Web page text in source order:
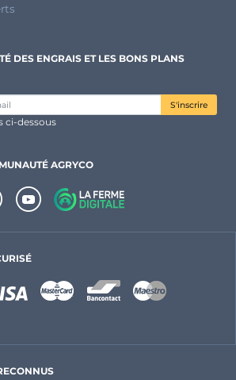
DES ENGRAIS ET LES BONS PLANS
S'inscrire
ci-dessous
AGRYCO